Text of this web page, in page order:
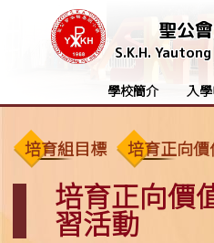
聖公
S.K.H.
學校簡介 入
培育組目標 培育正向
培育正向價
習活動